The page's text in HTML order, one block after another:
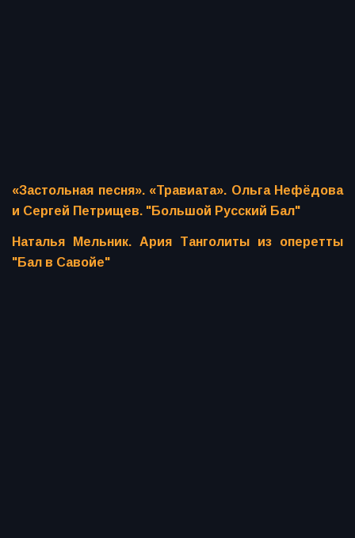
«Застольная песня». «Травиата». Ольга Нефёдова
и Сергей Петрищев. "Большой Русский Бал"
Наталья Мельник. Ария Танголиты из оперетты
"Бал в Савойе"